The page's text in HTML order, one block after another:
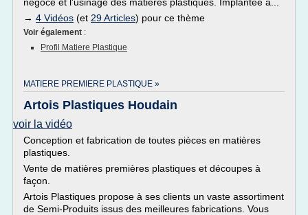
→ 4 Vidéos (et 29 Articles) pour ce thème
Voir également :
Profil Matiere Plastique
MATIERE PREMIERE PLASTIQUE »
Artois Plastiques Houdain
voir la vidéo
Conception et fabrication de toutes pièces en matières
plastiques.
Vente de matières premières plastiques et découpes à
façon.
Artois Plastiques propose à ses clients un vaste assortiment
de Semi-Produits issus des meilleures fabrications. Vous